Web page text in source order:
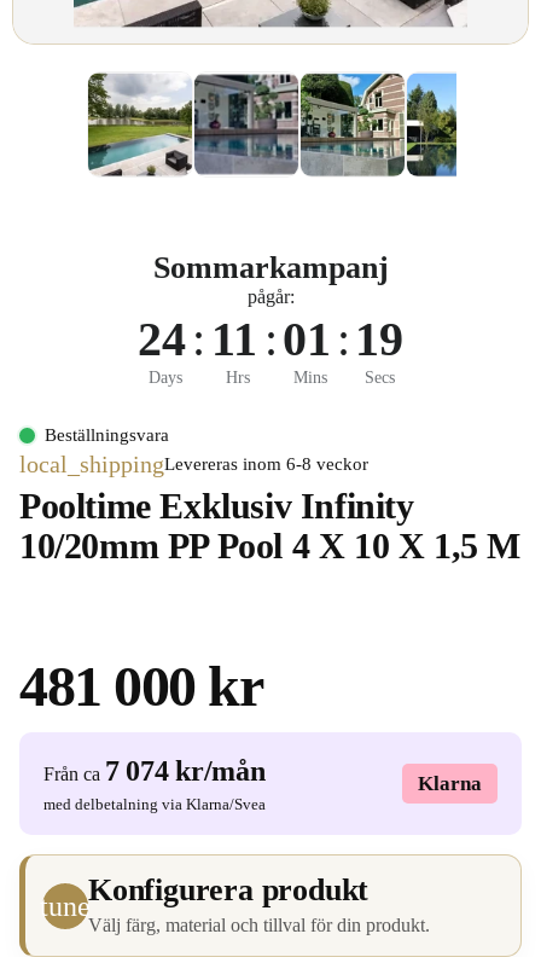
Sommarkampanj
pågår:
24: 11 :01 : 18
Days Hrs Mins Secs
Beställningsvara
local_shippingLevereras inom 6-8 veckor
Pooltime Exklusiv Infinity
10/20mm PP Pool 4 X 10 X 1,5 M
481 000 kr
Från ca 7 074 kr/mån
med delbetalning via Klarna/Svea
Klarna
tuneKonfigurera produkt
Välj färg, material och tillval för din produkt.